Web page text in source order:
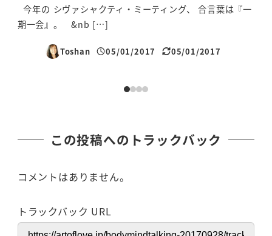
今年の シヴァシャクティ・ミーティング、 合言葉は『一
期一会』。 &nb […]
Toshan
投稿日
05/01/2017
更新日
05/01/2017
この投稿へのトラックバック
コメントはありません。
トラックバック URL